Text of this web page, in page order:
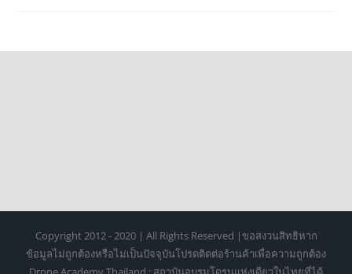
Copyright 2012 - 2020 | All Rights Reserved |ขอสงวนสิทธิหาก
ข้อมูลไม่ถูกต้องหรือไม่เป็นปัจจุบันโปรดติดต่อร้านค้าเพื่อความถูกต้อง